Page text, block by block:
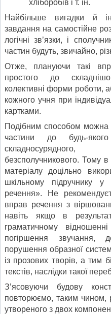
хліборобів і т. ін.
Найбільше вигадки й
завдання на самостійне
логічні зв’язки, і
частин будуть, звичайно,
Отже, плануючи такі
простого до
колективні форми роботи,
кожного учня при
картками.
Подібним способом можна
частини до будь-
безсполучникового. Тому
матеріалу доцільно
шкільному підручнику
речення». Не
вправ речення з
навіть якщо в
граматичному
погіршення
порушення образної
із прозових творів, а тим
текстів, наслідки такої
З’ясовуючи будову
повторюємо, таким чином,
утвореного з двох